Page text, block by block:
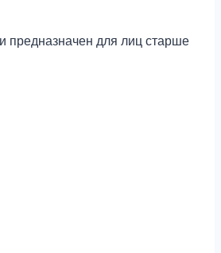
предназначен для лиц старше